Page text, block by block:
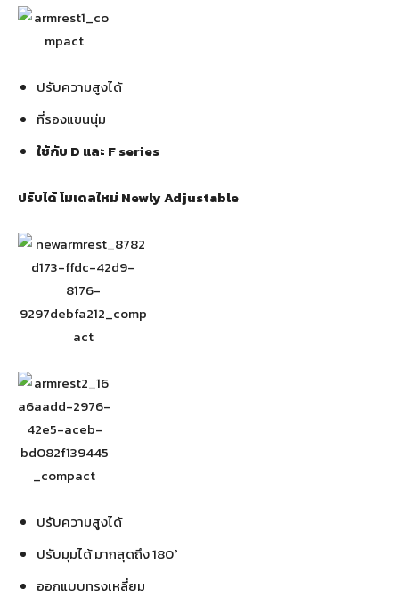
ปรับความสูงได้
ที่รองแขนนุ่ม
ใช้กับ D และ F series
ปรับได้ โมเดลใหม่ Newly Adjustable
ปรับความสูงได้
ปรับมุมได้ มากสุดถึง 180°
ออกแบบทรงเหลี่ยม